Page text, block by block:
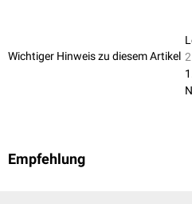
Wichtiger Hinweis zu diesem Artikel
Empfehlung